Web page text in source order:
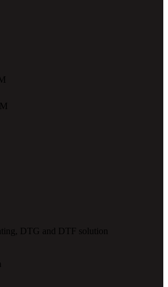
DTG and DTF solution